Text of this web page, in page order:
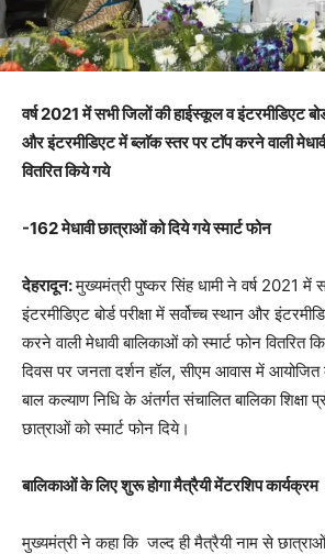
वर्ष 2021 में सभी जिलों की हाईस्कूल व इंटरमीडिएट बोर्ड
और इंटरमीडिएट में ब्लाॅक स्तर पर टाॅप करने वाली
वितरित किये गये
-162 मेधावी छात्राओं को दिये गये स्मार्ट फोन
देहरादून:मुख्यमंत्री पुष्कर सिंह धामी ने वर्ष 2021 में
इंटरमीडिएट बोर्ड परीक्षा में सर्वोच्च स्थान और
करने वाली मेधावी बालिकाओं को स्मार्ट फोन वितरित
दिवस पर जनता दर्शन हॉल, सीएम आवास में आयोजित
बाल कल्याण निधि के अंतर्गत संचालित बालिका शिक्षा
छात्राओं को स्मार्ट फोन दिये।
बालिकाओं के लिए शुरू होगा मैत्रैयी मेंटरशिप कार्यक्रम
मुख्यमंत्री ने कहा कि जल्द ही मैत्रैयी नाम से